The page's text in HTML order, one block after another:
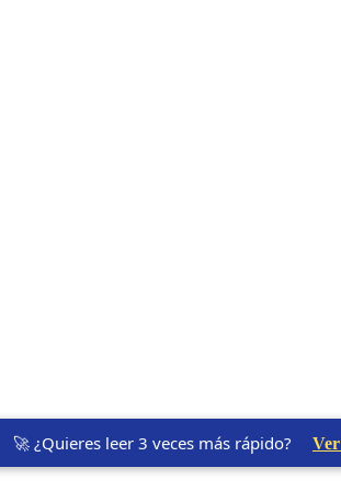
🚀 ¿Quieres leer 3 veces más rápido?